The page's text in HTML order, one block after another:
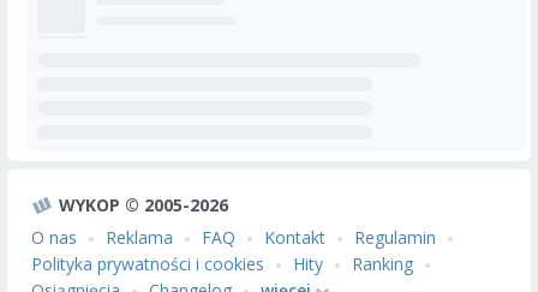
WYKOP © 2005-2026
O nas
Reklama FAQ Kontakt
Regulamin
Polityka prywatności i cookies
Hity
Ranking